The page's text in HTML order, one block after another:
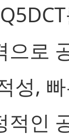
으로
성,
적인